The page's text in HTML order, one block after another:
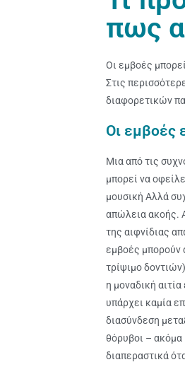
πως
Οι εμβοές
Στις
διαφορετικών
Οι εμβοές
Μια από τις
μπορεί να
μουσική Αλλά
απώλεια ακοής.
της αιφνίδιας
εμβοές μπορούν
τρίψιμο
η μοναδική
υπάρχει καμία
διασύνδεση
θόρυβοι – ακόμα
διαπεραστικά